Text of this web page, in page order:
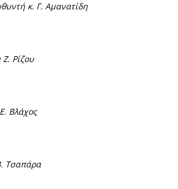
κ. Γ. Αμανατίδη
Ρίζου
Βλάχος
Τσαπάρα